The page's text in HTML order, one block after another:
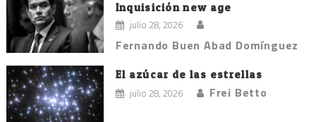
Inquisición new age
julio 28, 2026
Fernando Buen Abad Domínguez
El azúcar de las estrellas
julio 28, 2026 Frei Betto